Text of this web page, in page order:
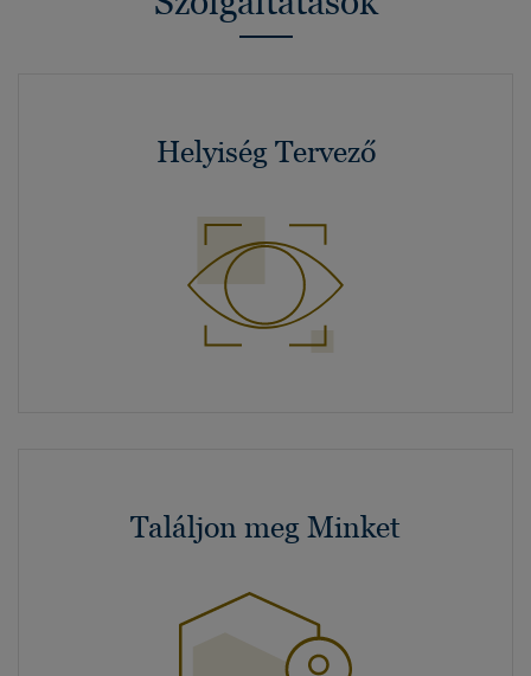
Helyiség Tervező
Találjon meg Minket